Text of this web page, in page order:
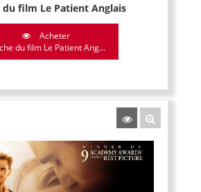
film Le Patient Anglais
Acheter
du film Le Patient Ang...